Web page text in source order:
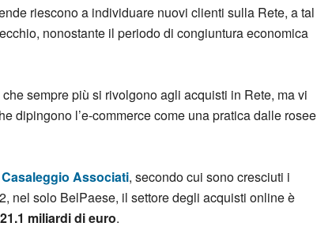
riescono a individuare nuovi clienti sulla Rete, a tal
nonostante il periodo di congiuntura economica
sempre più si rivolgono agli acquisti in Rete, ma vi
dipingono l’e-commerce come una pratica dalle rosee
Casaleggio Associati, secondo cui sono cresciuti i
nel solo BelPaese, il settore degli acquisti online è
21.1 miliardi di euro.